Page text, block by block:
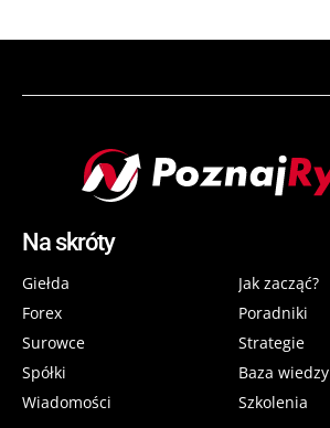
Na skróty
Giełda
Forex
Surowce
Spółki
Wiadomości
Jak zacząć?
Poradniki
Strategie
Baza wiedzy
Szkolenia